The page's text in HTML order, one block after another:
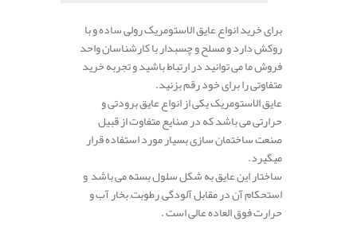
برای خرید انواع عایق الاستومریک رولی ساده و با
روکش دارد و مسلح و چسبدار با کارشناسان واحد
فروش ما می توانید در ارتباط باشید و تجربه خرید
متفاوتی را برای خود رقم بزنید.
عایق الاستومریک یکی از انواع عایق برودتی و
حرارتی می باشد که در صنایع متفاوت از قبیل
صنعت ساختمان سازی بسیار مورد استفاده قرار
میگیرد.
ساختار این عایق به شکل سلول بسته می باشد و
استحکام آن در مقابل آلودگی, رطوبت, بخار آب و
حرارت فوق العاده عالی است .